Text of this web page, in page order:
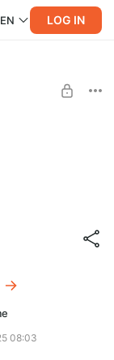
EN LOG IN
города,
08:03